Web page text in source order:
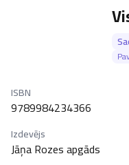
ISBN
9789984234366
Izdevējs
Jāņa Rozes apgāds